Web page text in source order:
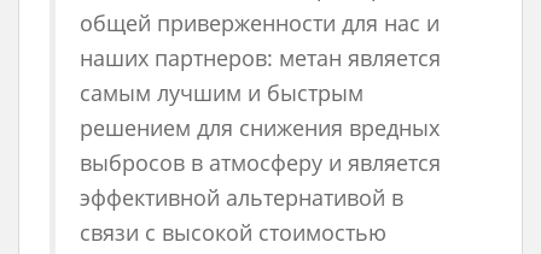
общей приверженности для нас и
наших партнеров: метан является
самым лучшим и быстрым
решением для снижения вредных
выбросов в атмосферу и является
эффективной альтернативой в
связи с высокой стоимостью